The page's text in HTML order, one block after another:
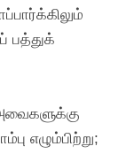
பத்துக்
எழும்பிற்று;